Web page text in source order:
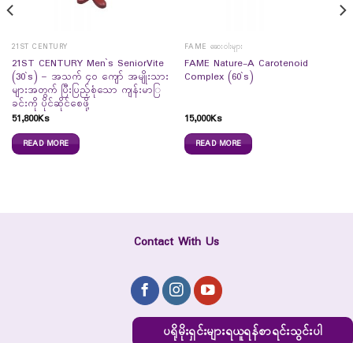
21ST CENTURY
21ST CENTURY Men`s SeniorVite
(30`s) – အသက် ၄၀ ကျော် အမျိုးသား
များအတွက် ပြီးပြည့်စုံသော ကျန်းမာြ
ခင်းကို ပိုင်ဆိုင်စေဖို့
51,800Ks
READ MORE
FAME ဆေးဝါးများ
FAME Nature-A Carotenoid
Complex (60`s)
15,000Ks
READ MORE
Contact With Us
ပရိုမိုးရှင်းများရယူရန်စာရင်းသွင်းပါ